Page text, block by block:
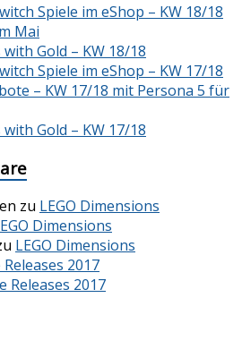
Spiele im eShop – KW 18/18
Mai
Gold – KW 18/18
Spiele im eShop – KW 17/18
– KW 17/18 mit Persona 5 für
Gold – KW 17/18
zu LEGO Dimensions
Dimensions
LEGO Dimensions
2017
Releases 2017